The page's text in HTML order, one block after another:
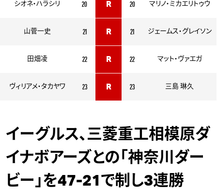
シオネ・ハラシリ 20 R 20 マリノ・ミカエリトゥウ
山菅一史 21 R 21 ジェームス・グレイソン
田畑凌 22 R 22 マット・ヴァエガ
ヴィリアメ・タカヤワ 23 R 23 三島 琳久
イーグルス、三菱重工相模原ダ
イナボアーズとの「神奈川ダー
ビー」を47-21で制し3連勝